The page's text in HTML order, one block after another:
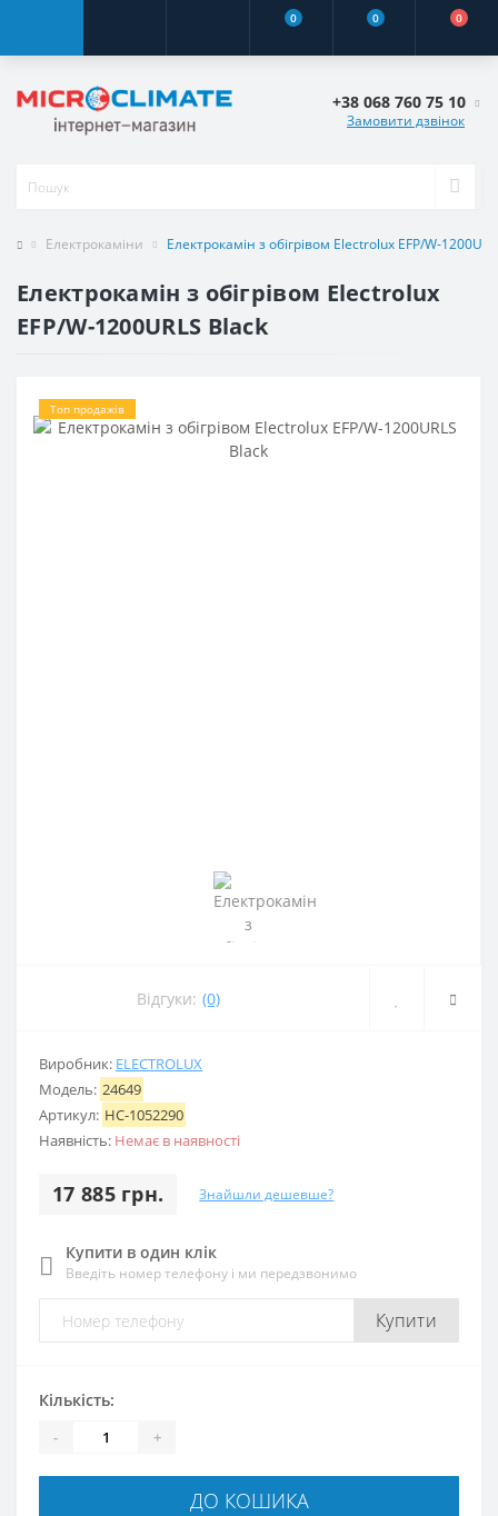
0 0 0
+38 068 760 75 10
Замовити дзвінок
Електрокаміни Електрокамін з обігрівом Electrolux EFP/W-
Електрокамін з обігрівом Electrolux
EFP/W-1200URLS Black
Топ продажів
Відгуки: (0)
Виробник: ELECTROLUX
Модель: 24649
Артикул: НС-1052290
Наявність: Немає в наявності
17 885 грн. Знайшли дешевше?
Купити в один клік
Введіть номер телефону і ми передзвонимо
Купити
Кількість:
- +
ДО КОШИКА